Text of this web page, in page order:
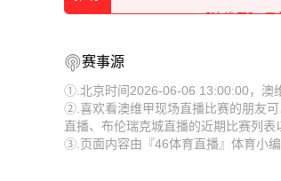
2026-08-17 【澳维甲】 墨
2026-08-17 【澳维甲】
2026-08-17 【澳维甲】 墨
2026-08-17 【澳维甲】
赛事源
①.北京时间2026-06-06 13:00:00，澳
②.喜欢看澳维甲现场直播比赛的朋友
直播、布伦瑞克城直播的近期比赛列表
③.页面内容由『46体育直播』体育小